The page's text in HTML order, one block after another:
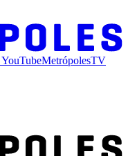
YouTubeMetrópolesTV